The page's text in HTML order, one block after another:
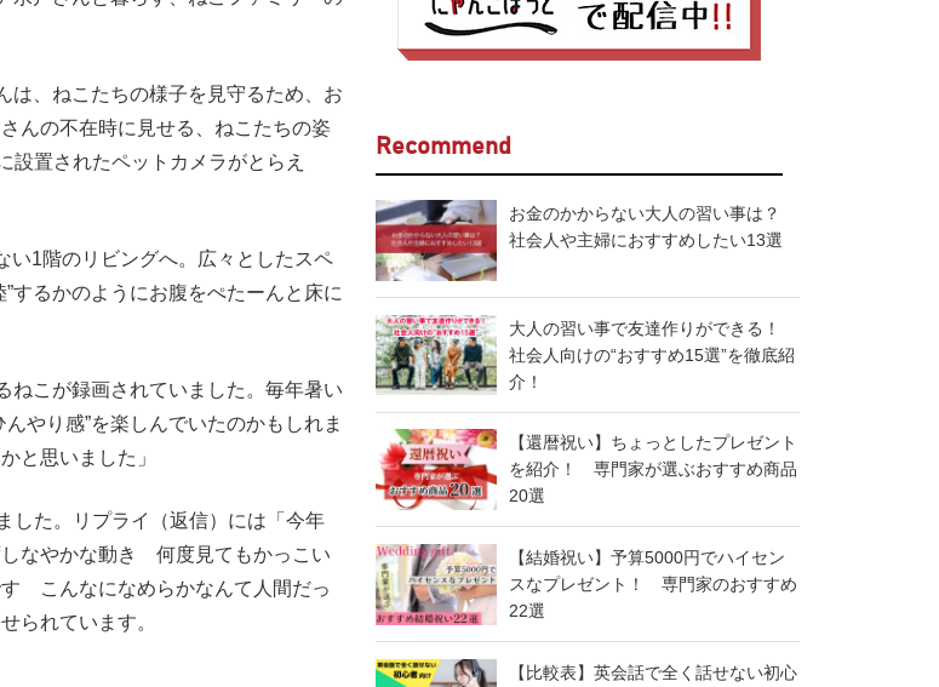
は、ねこたちの様子を見守るため、お
んの不在時に見せる、ねこたちの姿
設置されたペットカメラがとらえ
1階のリビングへ。広々としたスペ
するかのようにお腹をぺたーんと床に
ねこが録画されていました。毎年暑い
やり感”を楽しんでいたのかもしれま
と思いました」
した。リプライ（返信）には「今年
なやかな動き 何度見てもかっこい
こんなになめらかなんて人間だっ
られています。
Recommend
お金のかからない大人の習い事は？
社会人や主婦におすすめしたい13選
大人の習い事で友達作りができる！
社会人向けの“おすすめ15選”を徹底紹
介！
【還暦祝い】ちょっとしたプレゼント
を紹介！ 専門家が選ぶおすすめ商品
20選
【結婚祝い】予算5000円でハイセン
スなプレゼント！ 専門家のおすすめ
22選
【比較表】英会話で全く話せない初心